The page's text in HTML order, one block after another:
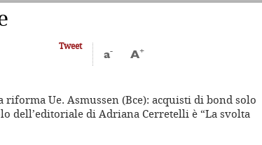
Tweet
a- A+
Ue. Asmussen (Bce): acquisti di bond solo
dell’editoriale di Adriana Cerretelli è “La svolta